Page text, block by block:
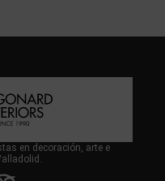
en decoración, arte e